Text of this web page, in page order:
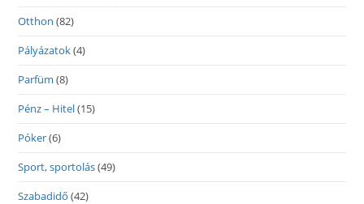
Otthon (82)
Pályázatok(4)
Parfüm (8)
Pénz – Hitel(15)
Póker(6)
Sport, sportolás(49)
Szabadidő (42)